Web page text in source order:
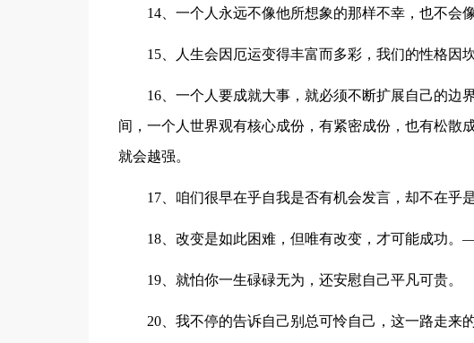
14、一个人永远不像他所想象的那样不幸，也不会
15、人生会因厄运变得丰富而多彩，我们的性格因
16、一个人要成就大事，就必须不断扩展自己的边
间，一个人世界观有核心成份，有紧密成份，也有松散
就会越强。
17、咱们很早在乎自我是否有机会发言，却不在乎
18、改变是如此困难，但唯有改变，才可能成功
19、就怕你一生碌碌无为，还安慰自己平凡可贵。
20、我不停的告诉自己别总可怜自己，这一路走来